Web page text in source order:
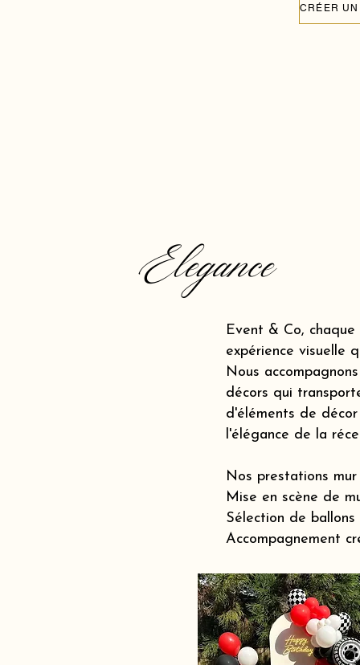
Elegance
Event & Co,
expérience visuelle
Nous
décors qui
d'éléments de
l'élégance de la
Nos prestations
Mise en scène de
Sélection de
Accompagnement